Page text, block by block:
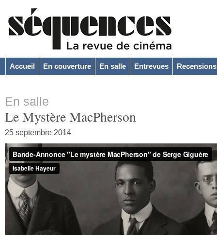
Accueil En couverture En salle Entrevues Recensions
En salle
Le Mystère MacPherson
25 septembre 2014